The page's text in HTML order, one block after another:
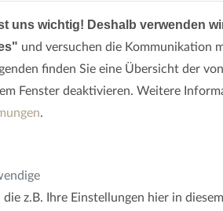
uns wichtig! Deshalb verwenden
und versuchen die Kommunikation
finden Sie eine Übersicht der
Fenster deaktivieren. Weitere
.
z.B. Ihre Einstellungen hier in